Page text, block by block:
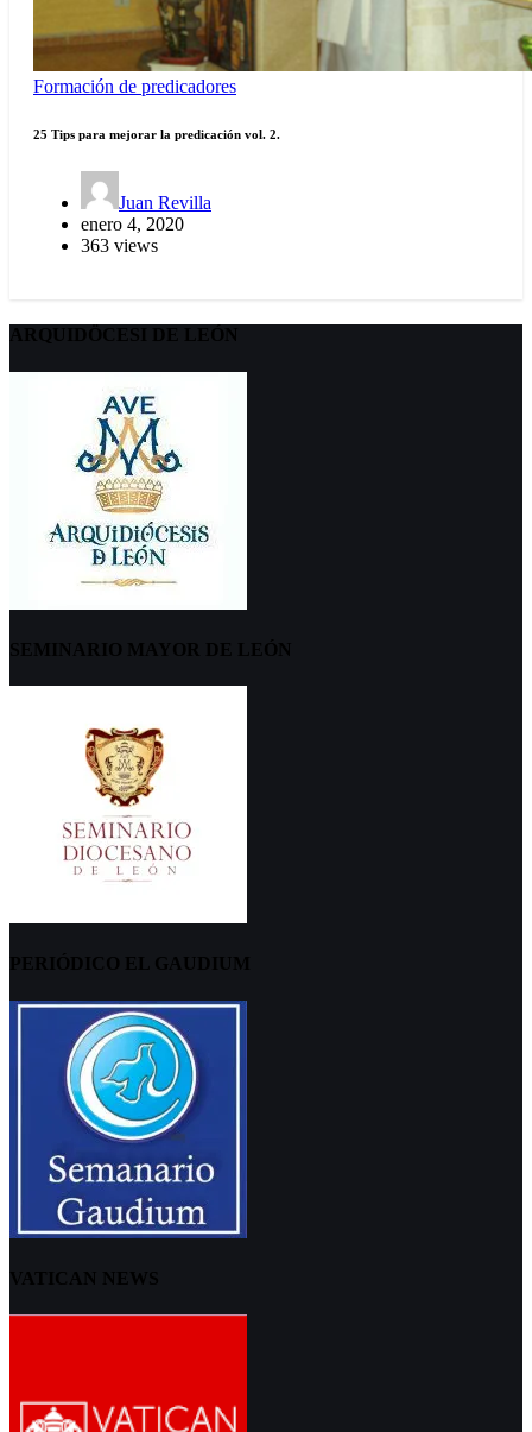
Formación de predicadores
25 Tips para mejorar la predicación vol. 2.
Juan Revilla
enero 4, 2020
363 views
ARQUIDÖCESI DE LEÓN
SEMINARIO MAYOR DE LEÓN
PERIÓDICO EL GAUDIUM
VATICAN NEWS